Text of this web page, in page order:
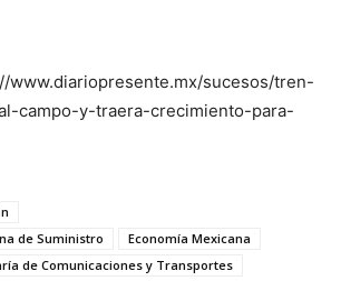
www.diariopresente.mx/sucesos/tren-
campo-y-traera-crecimiento-para-
de Suministro
Economía Mexicana
de Comunicaciones y Transportes